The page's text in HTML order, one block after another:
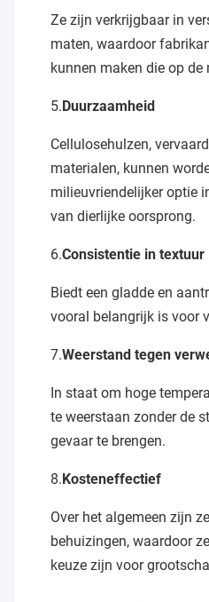
Ze zijn verkrijgbaar in
maten, waardoor
kunnen maken die op de
5.Duurzaamheid
Cellulosehulzen,
materialen, kunnen
milieuvriendelijker optie
van dierlijke oorsprong.
6.Consistentie in textuur
Biedt een gladde en
vooral belangrijk is voor
7.Weerstand tegen
In staat om hoge
te weerstaan zonder de
gevaar te brengen.
8.Kosteneffectief
Over het algemeen zijn
behuizingen, waardoor
keuze zijn voor